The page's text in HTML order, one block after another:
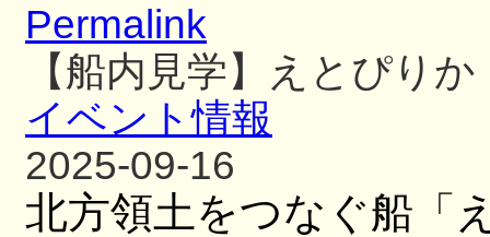
Permalink
【船内見学】えとぴりか
イベント情報
2025-09-16
北方領土をつなぐ船「